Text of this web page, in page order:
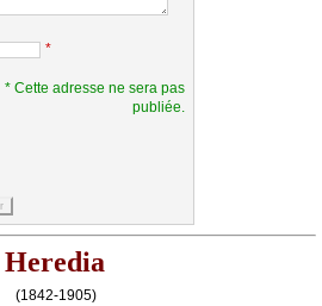
*
* Cette adresse ne sera pas
publiée.
Heredia
(1842-1905)